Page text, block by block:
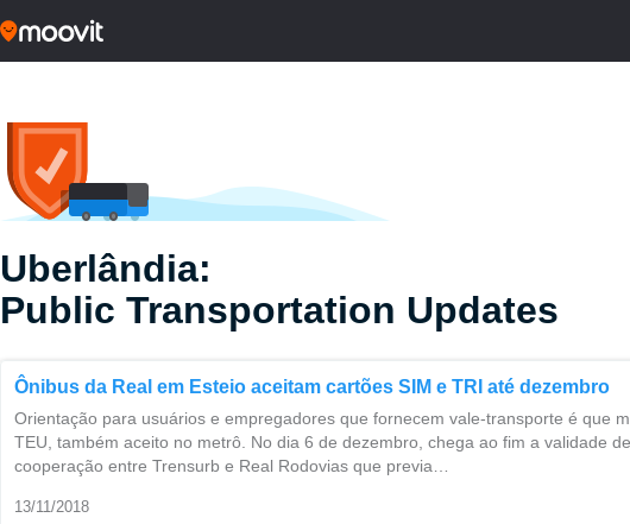
Uberlândia:
Public Transportation Updates
Ônibus da Real em Esteio aceitam cartões SIM e TRI até dezembro
Orientação para usuários e empregadores que fornecem vale-transporte é que
TEU, também aceito no metrô. No dia 6 de dezembro, chega ao fim a validade
cooperação entre Trensurb e Real Rodovias que previa…
13/11/2018